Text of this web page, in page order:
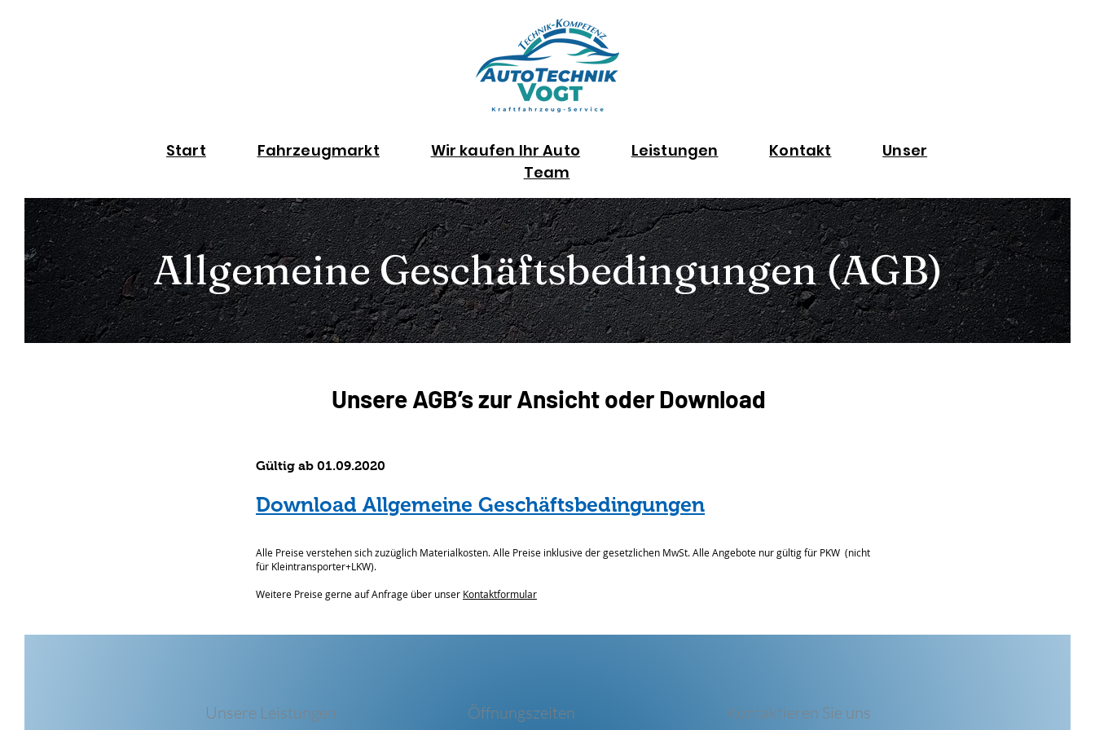
Start Fahrzeugmarkt Wir kaufen Ihr Auto Leistungen Kontakt
Unser
Team
Allgemeine Geschäftsbedingungen (AGB)
Unsere AGB’s zur Ansicht oder Download
Gültig ab 01.09.2020​
Download Allgemeine Geschäftsbedingungen
Alle Preise verstehen sich zuzüglich Materialkosten. Alle Preise inklusive der gesetzlichen MwSt. Alle Angebote nur gültig für PKW (nicht
für Kleintransporter+LKW).
Weitere Preise gerne auf Anfrage über unser Kontaktformular
Unsere Leistungen Öffnungszeiten Kontaktieren Sie uns